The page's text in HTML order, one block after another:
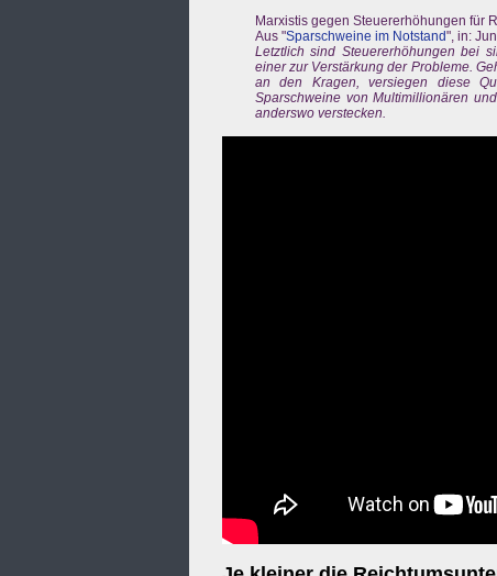
Marxistis gegen Steuererhöhungen für
Aus "Sparschweine im Notstand", in:
Letztlich sind Steuererhöhungen bei
einer zur Verstärkung der Probleme.
an den Kragen, versiegen diese
Sparschweine von Multimillionären
anderswo verstecken.